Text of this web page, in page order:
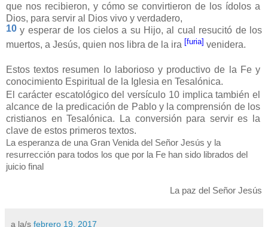
que nos recibieron, y cómo se convirtieron de los ídolos a
Dios, para servir al Dios vivo y verdadero,
10y esperar de los cielos a su Hijo, al cual resucitó de los
muertos, a Jesús, quien nos libra de la ira [furia] venidera.
Estos textos resumen lo laborioso y productivo de la Fe y
conocimiento Espiritual de la Iglesia en Tesalónica.
El carácter escatológico del versículo 10 implica también el
alcance de la predicación de Pablo y la comprensión de los
cristianos en Tesalónica. La conversión para servir es la
clave de estos primeros textos.
La esperanza de una Gran Venida del Señor Jesús y la
resurrección para todos los que por la Fe han sido librados del
juicio final
La paz del Señor Jesús
a la/s febrero 19, 2017